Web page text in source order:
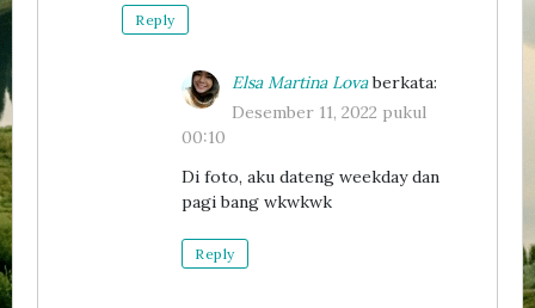
Reply
Elsa Martina Lova berkata:
Desember 11, 2022 pukul
00:10
Di foto, aku dateng weekday dan
pagi bang wkwkwk
Reply